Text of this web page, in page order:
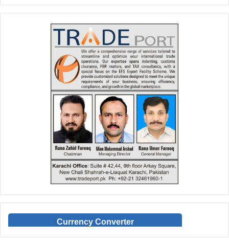
Currency Converter